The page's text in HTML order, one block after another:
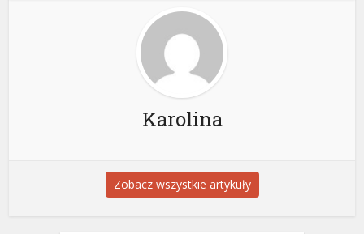
Karolina
Zobacz wszystkie artykuły